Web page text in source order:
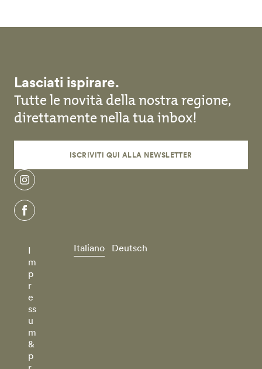
Lasciati ispirare.
Tutte le novità della nostra regione,
direttamente nella tua inbox!
ISCRIVITI QUI ALLA NEWSLETTER
instagram
facebook
I
m
p
r
e
ss
u
m
&
p
Italiano Deutsch